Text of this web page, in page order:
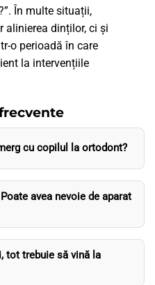
În multe situații,
alinierea dinților, ci și
o perioadă în care
la intervențiile
cu copilul la ortodont?
avea nevoie de aparat
tot trebuie să vină la